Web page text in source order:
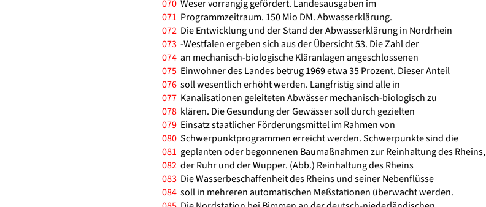
070 Weser vorrangig gefördert. Landesausgaben im
071 Programmzeitraum. 150 Mio DM. Abwasserklärung.
072 Die Entwicklung und der Stand der Abwasserklärung in Nordrhein
073 -Westfalen ergeben sich aus der Übersicht 53. Die Zahl der
074 an mechanisch-biologische Kläranlagen angeschlossenen
075 Einwohner des Landes betrug 1969 etwa 35 Prozent. Dieser Anteil
076 soll wesentlich erhöht werden. Langfristig sind alle in
077 Kanalisationen geleiteten Abwässer mechanisch-biologisch zu
078 klären. Die Gesundung der Gewässer soll durch gezielten
079 Einsatz staatlicher Förderungsmittel im Rahmen von
080 Schwerpunktprogrammen erreicht werden. Schwerpunkte sind die
081 geplanten oder begonnenen Baumaßnahmen zur Reinhaltung des Rheins,
082 der Ruhr und der Wupper. (Abb.) Reinhaltung des Rheins
083 Die Wasserbeschaffenheit des Rheins und seiner Nebenflüsse
084 soll in mehreren automatischen Meßstationen überwacht werden.